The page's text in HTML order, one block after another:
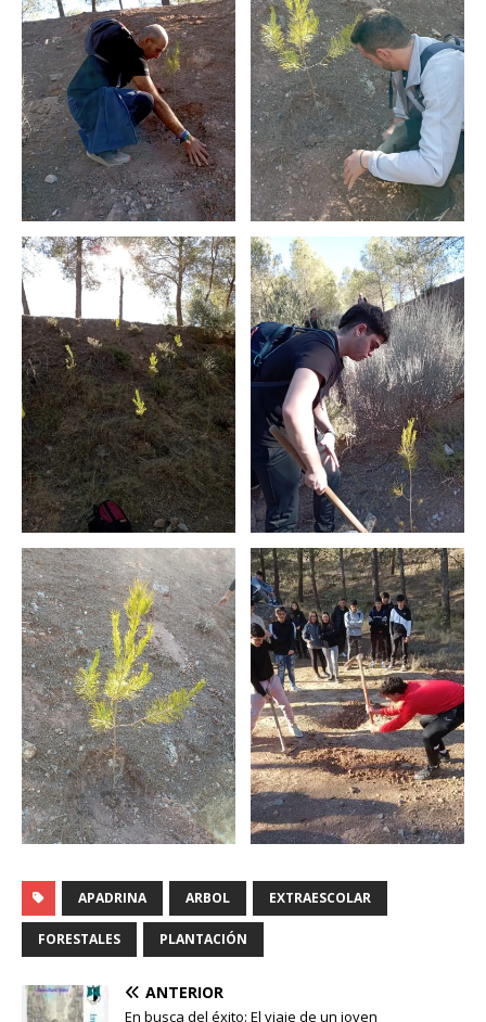
APADRINA ARBOL EXTRAESCOLAR
FORESTALES PLANTACIÓN
ANTERIOR
En busca del éxito: El viaje de un joven